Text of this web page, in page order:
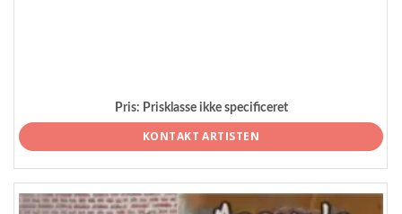
Pris: Prisklasse ikke specificeret
KONTAKT ARTISTEN